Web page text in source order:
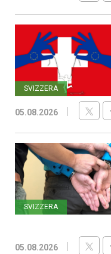
SVIZZERA
05.08.2026
SVIZZERA
05.08.2026